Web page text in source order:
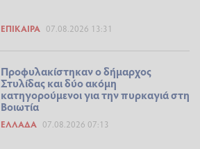
ΕΠΊΚΑΙΡΑ 07.08.2026 13:31
Προφυλακίστηκαν ο δήμαρχος
Στυλίδας και δύο ακόμη
κατηγορούμενοι για την πυρκαγιά στη
Βοιωτία
ΕΛΛΆΔΑ 07.08.2026 07:13